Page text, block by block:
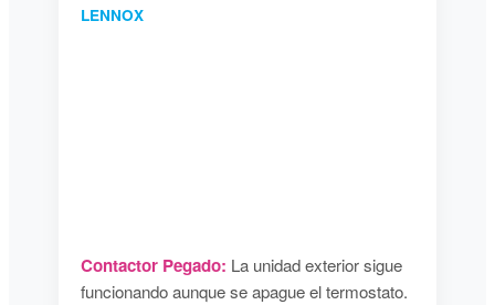
LENNOX
Contactor Pegado: La unidad exterior sigue
funcionando aunque se apague el termostato.